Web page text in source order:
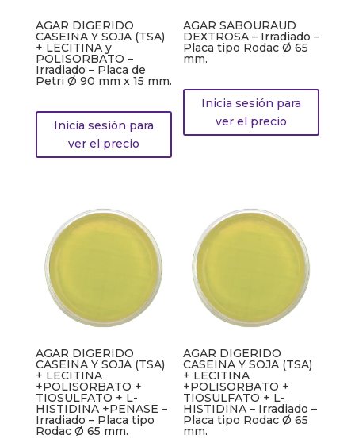
AGAR DIGERIDO
CASEINA Y SOJA (TSA)
+ LECITINA y
POLISORBATO –
Irradiado – Placa de
Petri Ø 90 mm x 15 mm.
Inicia sesión para
ver el precio
AGAR SABOURAUD
DEXTROSA – Irradiado –
Placa tipo Rodac Ø 65
mm.
Inicia sesión para
ver el precio
AGAR DIGERIDO
CASEINA Y SOJA (TSA)
+ LECITINA
+POLISORBATO +
TIOSULFATO + L-
HISTIDINA +PENASE –
Irradiado – Placa tipo
Rodac Ø 65 mm.
AGAR DIGERIDO
CASEINA Y SOJA (TSA)
+ LECITINA
+POLISORBATO +
TIOSULFATO + L-
HISTIDINA – Irradiado –
Placa tipo Rodac Ø 65
mm.